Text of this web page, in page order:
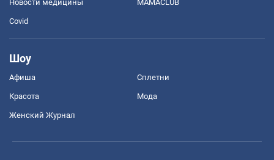
Новости медицины MAMACLUB
Covid
Шоу
Афиша Сплетни
Красота Мода
Женский Журнал